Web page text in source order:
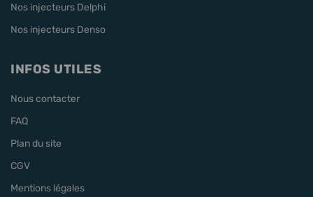
Nos injecteurs Delphi
Nos injecteurs Denso
INFOS UTILES
Nous contacter
FAQ
Plan du site
CGV
Mentions légales